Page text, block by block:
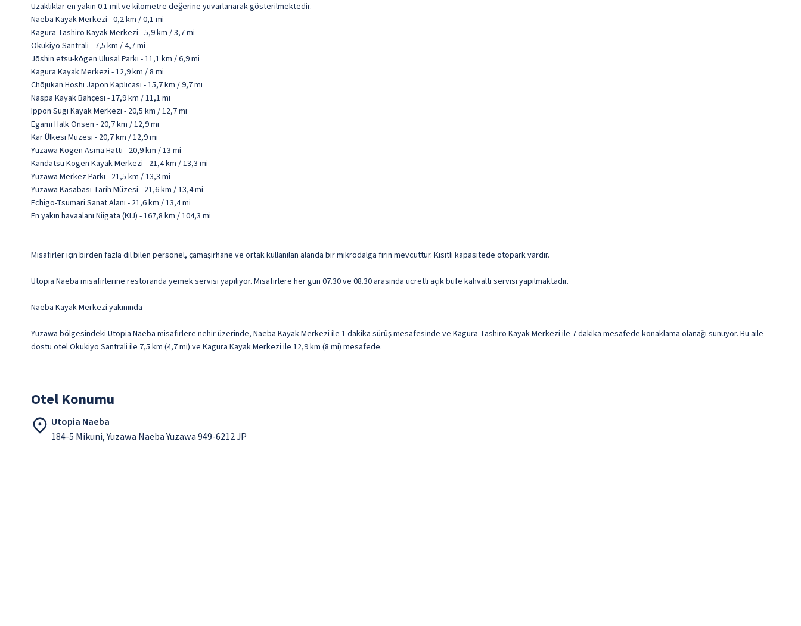
Uzaklıklar en yakın 0.1 mil ve kilometre değerine yuvarlanarak gösterilmektedir.
Naeba Kayak Merkezi - 0,2 km / 0,1 mi
Kagura Tashiro Kayak Merkezi - 5,9 km / 3,7 mi
Okukiyo Santrali - 7,5 km / 4,7 mi
Jōshin etsu-kōgen Ulusal Parkı - 11,1 km / 6,9 mi
Kagura Kayak Merkezi - 12,9 km / 8 mi
Chōjukan Hoshi Japon Kaplıcası - 15,7 km / 9,7 mi
Naspa Kayak Bahçesi - 17,9 km / 11,1 mi
Ippon Sugi Kayak Merkezi - 20,5 km / 12,7 mi
Egami Halk Onsen - 20,7 km / 12,9 mi
Kar Ülkesi Müzesi - 20,7 km / 12,9 mi
Yuzawa Kogen Asma Hattı - 20,9 km / 13 mi
Kandatsu Kogen Kayak Merkezi - 21,4 km / 13,3 mi
Yuzawa Merkez Parkı - 21,5 km / 13,3 mi
Yuzawa Kasabası Tarih Müzesi - 21,6 km / 13,4 mi
Echigo-Tsumari Sanat Alanı - 21,6 km / 13,4 mi
En yakın havaalanı Niigata (KIJ) - 167,8 km / 104,3 mi
Misafirler için birden fazla dil bilen personel, çamaşırhane ve ortak kullanılan alanda bir mikrodalga fırın mevcuttur. Kısıtlı kapasitede otopark vardır.
Utopia Naeba misafirlerine restoranda yemek servisi yapılıyor. Misafirlere her gün 07.30 ve 08.30 arasında ücretli açık büfe kahvaltı servisi yapılmaktadır.
Naeba Kayak Merkezi yakınında
Yuzawa bölgesindeki Utopia Naeba misafirlere nehir üzerinde, Naeba Kayak Merkezi ile 1 dakika sürüş mesafesinde ve Kagura Tashiro Kayak Merkezi ile 7 dakika mesafede konaklama olanağı sunuyor. Bu aile
dostu otel Okukiyo Santrali ile 7,5 km (4,7 mi) ve Kagura Kayak Merkezi ile 12,9 km (8 mi) mesafede.
Otel Konumu
Utopia Naeba
184-5 Mikuni, Yuzawa Naeba Yuzawa 949-6212 JP